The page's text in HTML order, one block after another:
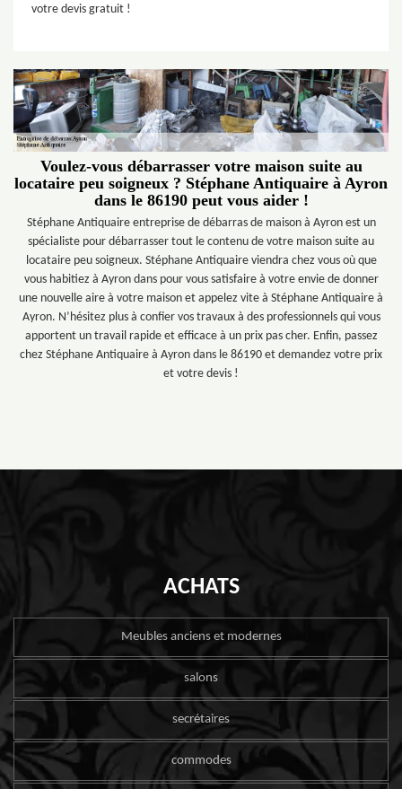
votre devis gratuit !
Voulez-vous débarrasser votre maison suite au
locataire peu soigneux ? Stéphane Antiquaire à Ayron
dans le 86190 peut vous aider !
Stéphane Antiquaire entreprise de débarras de maison à Ayron est un
spécialiste pour débarrasser tout le contenu de votre maison suite au
locataire peu soigneux. Stéphane Antiquaire viendra chez vous où que
vous habitiez à Ayron dans pour vous satisfaire à votre envie de donner
une nouvelle aire à votre maison et appelez vite à Stéphane Antiquaire à
Ayron. N’hésitez plus à confier vos travaux à des professionnels qui vous
apportent un travail rapide et efficace à un prix pas cher. Enfin, passez
chez Stéphane Antiquaire à Ayron dans le 86190 et demandez votre prix
et votre devis !
ACHATS
Meubles anciens et modernes
salons
secrétaires
commodes